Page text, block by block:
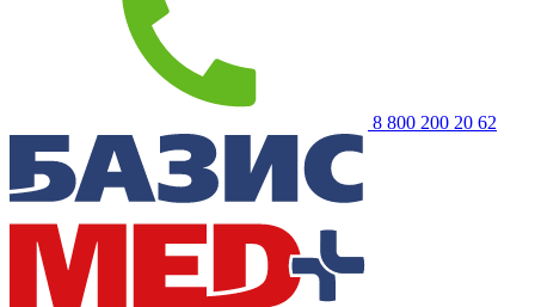
8 800 200 20 62